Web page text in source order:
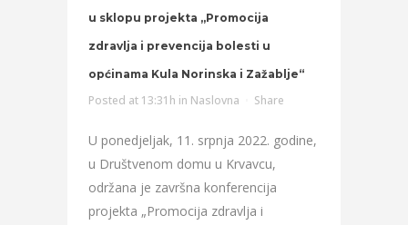
u sklopu projekta „Promocija
zdravlja i prevencija bolesti u
općinama Kula Norinska i Zažablje“
Posted at 13:31h in Naslovna Share
U ponedjeljak, 11. srpnja 2022. godine,
u Društvenom domu u Krvavcu,
održana je završna konferencija
projekta „Promocija zdravlja i